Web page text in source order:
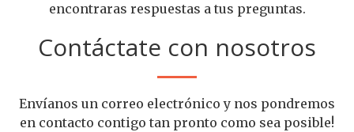
encontraras respuestas a tus preguntas.
Contáctate con nosotros
Envíanos un correo electrónico y nos pondremos
en contacto contigo tan pronto como sea posible!